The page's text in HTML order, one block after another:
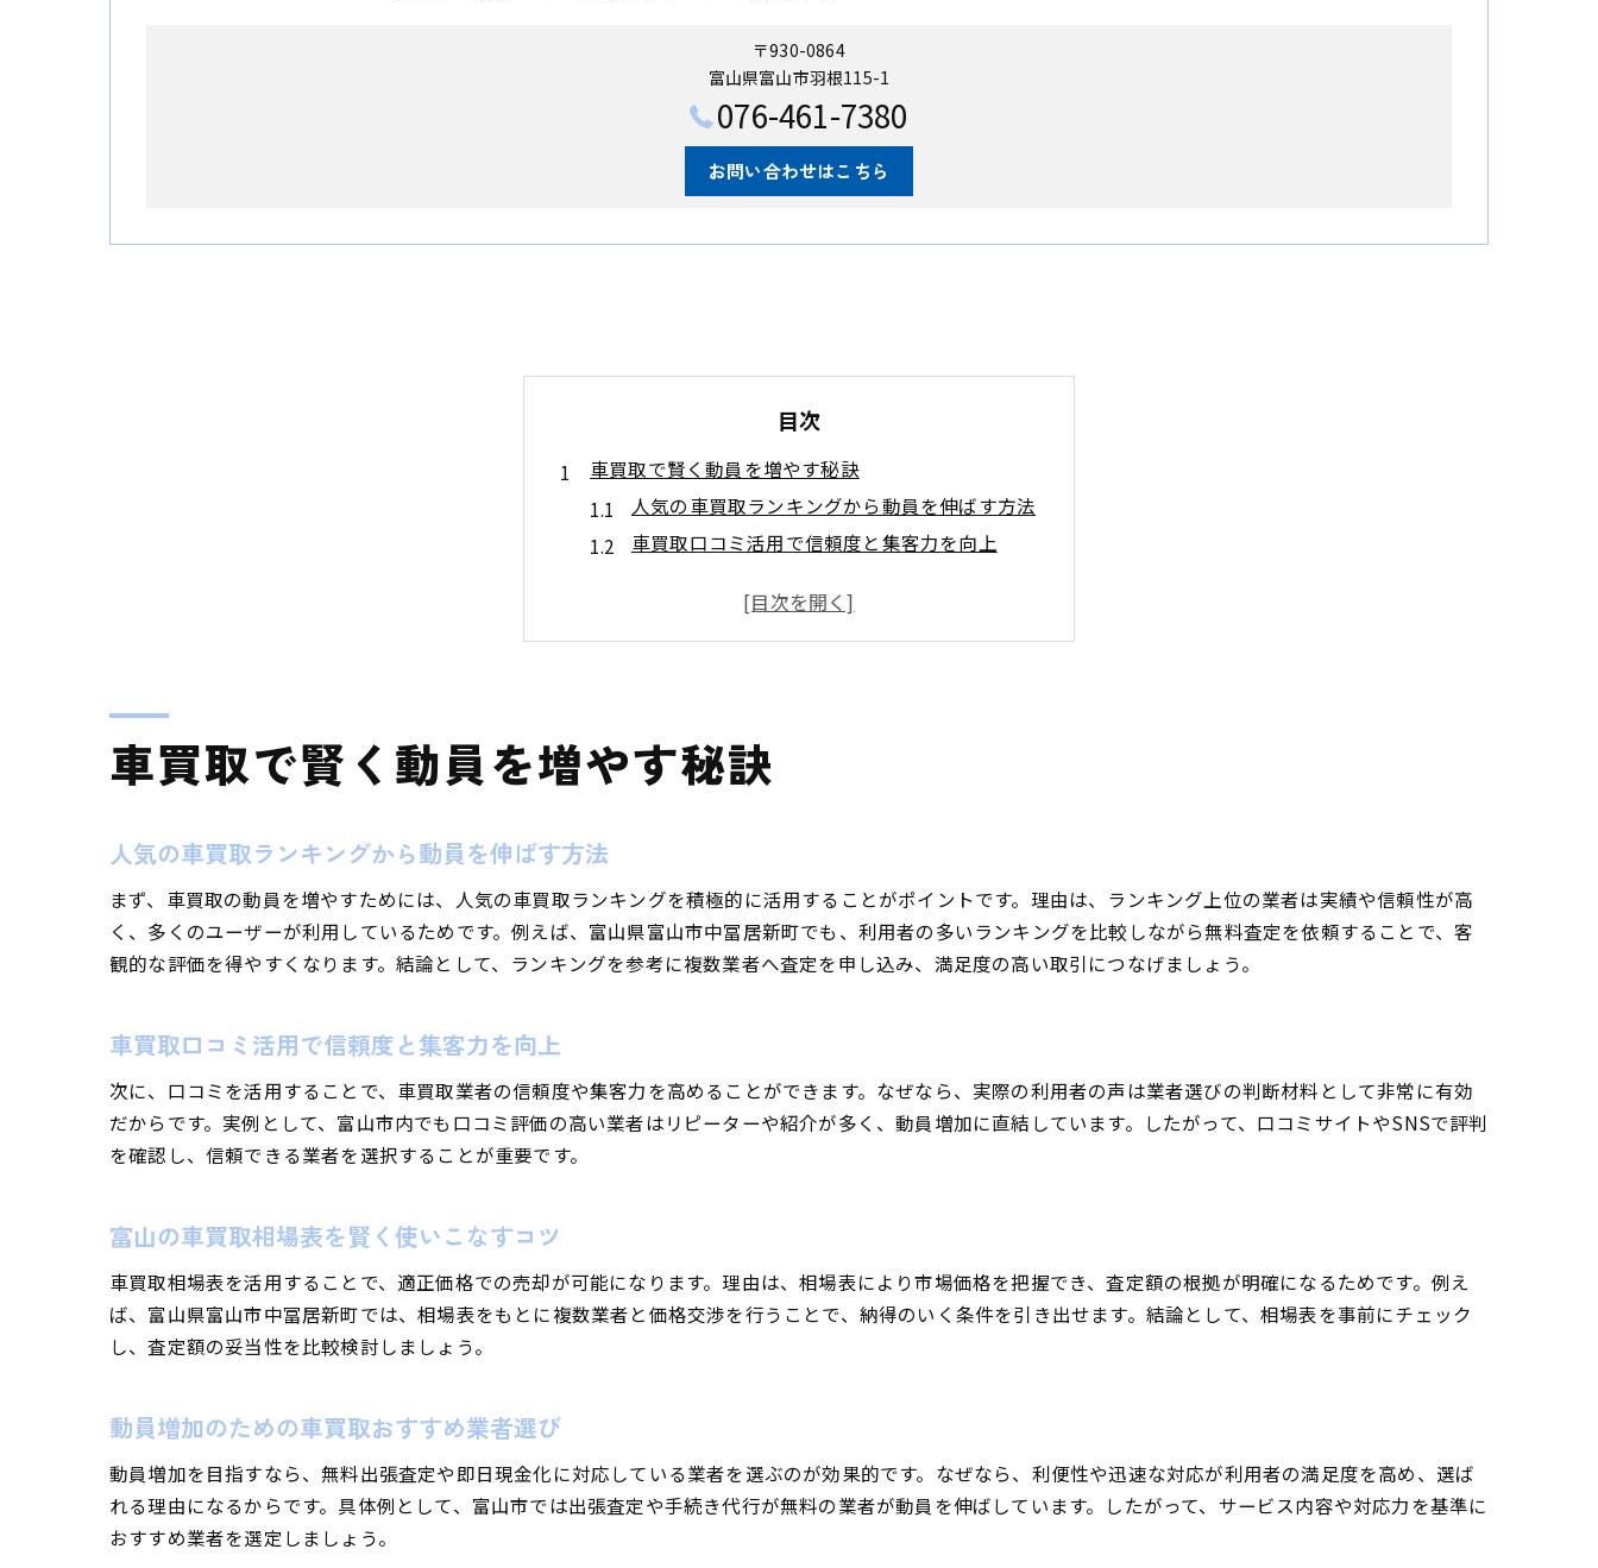
〒930-0864
富山県富山市羽根115-1
076-461-7380
お問い合わせはこちら
目次
車買取で賢く動員を増やす秘訣
人気の車買取ランキングから動員を伸ばす方法
車買取口コミ活用で信頼度と集客力を向上
動員増加のための車買取おすすめ業者選び
車買取で高額売却を実現する動員比較術
動員実績が豊富な車買取業者の特徴とは
口コミや相場表で賢く動員を見極める
車買取で失敗しないための注意点と事例
動員を意識した車買取のステップ解説
車買取査定額アップのための動員術
スムーズな手続きが動員増加につながる理由
動員を集める車買取手続きの流れ解説
車買取で現金化を早める方法とは
車買取で賢く動員を増やす秘訣
人気の車買取ランキングから動員を伸ばす方法
まず、車買取の動員を増やすためには、人気の車買取ランキングを積極的に活用することがポイントです。理由は、ランキング上位の業者は実績や信頼性が高
く、多くのユーザーが利用しているためです。例えば、富山県富山市中冨居新町でも、利用者の多いランキングを比較しながら無料査定を依頼することで、客
観的な評価を得やすくなります。結論として、ランキングを参考に複数業者へ査定を申し込み、満足度の高い取引につなげましょう。
車買取口コミ活用で信頼度と集客力を向上
次に、口コミを活用することで、車買取業者の信頼度や集客力を高めることができます。なぜなら、実際の利用者の声は業者選びの判断材料として非常に有効
だからです。実例として、富山市内でも口コミ評価の高い業者はリピーターや紹介が多く、動員増加に直結しています。したがって、口コミサイトやSNSで評判
を確認し、信頼できる業者を選択することが重要です。
富山の車買取相場表を賢く使いこなすコツ
車買取相場表を活用することで、適正価格での売却が可能になります。理由は、相場表により市場価格を把握でき、査定額の根拠が明確になるためです。例え
ば、富山県富山市中冨居新町では、相場表をもとに複数業者と価格交渉を行うことで、納得のいく条件を引き出せます。結論として、相場表を事前にチェック
し、査定額の妥当性を比較検討しましょう。
動員増加のための車買取おすすめ業者選び
動員増加を目指すなら、無料出張査定や即日現金化に対応している業者を選ぶのが効果的です。なぜなら、利便性や迅速な対応が利用者の満足度を高め、選ば
れる理由になるからです。具体例として、富山市では出張査定や手続き代行が無料の業者が動員を伸ばしています。したがって、サービス内容や対応力を基準に
おすすめ業者を選定しましょう。